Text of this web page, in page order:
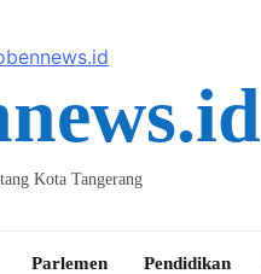
Kota Tangerang
Parlemen Pendidikan